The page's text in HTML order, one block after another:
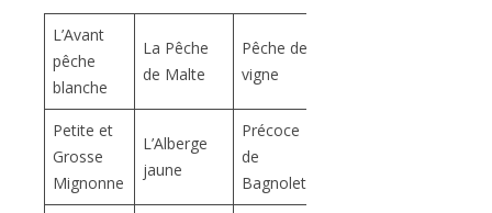
L’Avant
pêche
blanche
La Pêche
de Malte
Pêche de
vigne
Petite et
Grosse
Mignonne
L’Alberge
jaune
Précoce
de
Bagnolet